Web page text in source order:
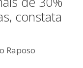
constata
Raposo